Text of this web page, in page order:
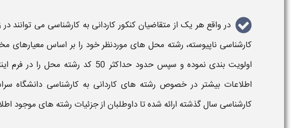
در واقع هر یک از متقاضیان کنکور کاردانی به کارشناسی می توانند
کارشناسی ناپیوسته، رشته محل های موردنظر خود را بر اساس معیارهای
اولویت بندی نموده و سپس حدود حداکثر 50 کد
رشته محل را در فرم
اطلاعات بیشتر در خصوص رشته های کاردانی به کارشناسی دانشگاه
کارشناسی سال گذشته ارائه شده تا داوطلبان از جزئیات رشته های موجود